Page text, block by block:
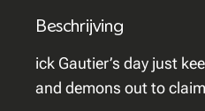
Beschrijving
ick Gautier’s day just
and demons out to